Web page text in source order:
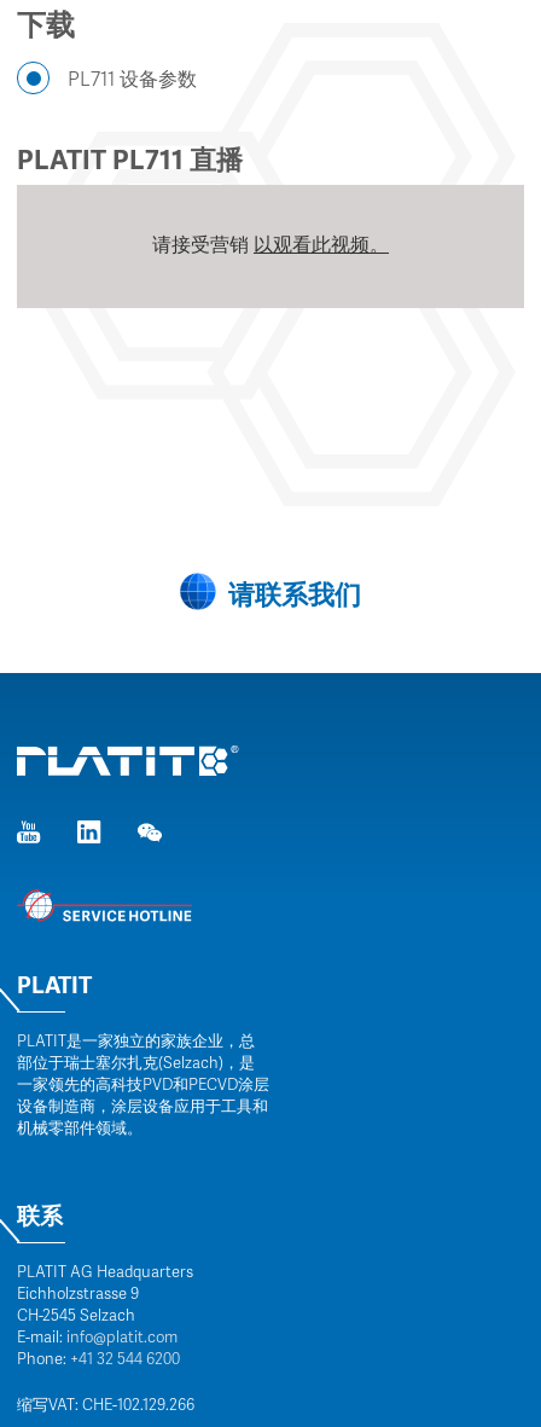
下载
PL711 设备参数
PLATIT PL711 直播
请接受营销 以观看此视频。
请联系我们
PLATIT
PLATIT是一家独立的家族企业，总
部位于瑞士塞尔扎克(Selzach)，是
一家领先的高科技PVD和PECVD涂层
设备制造商，涂层设备应用于工具和
机械零部件领域。
联系
PLATIT AG Headquarters
Eichholzstrasse 9
CH-2545 Selzach
E-mail: info@platit.com
Phone: +41 32 544 6200
缩写VAT: CHE-102.129.266